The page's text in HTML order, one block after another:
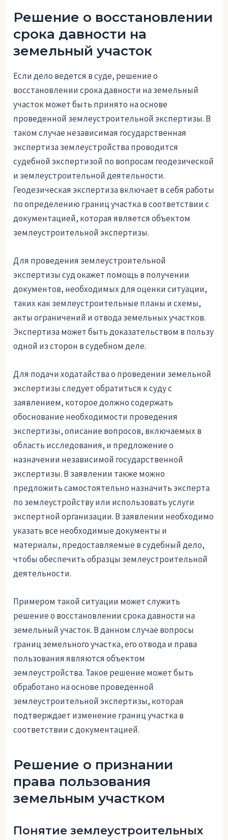
Решение о восстановлении
срока давности на
земельный участок
Если дело ведется в суде, решение о
восстановлении срока давности на земельный
участок может быть принято на основе
проведенной землеустроительной экспертизы. В
таком случае независимая государственная
экспертиза землеустройства проводится
судебной экспертизой по вопросам геодезической
и землеустроительной деятельности.
Геодезическая экспертиза включает в себя работы
по определению границ участка в соответствии с
документацией, которая является объектом
землеустроительной экспертизы.
Для проведения землеустроительной
экспертизы суд окажет помощь в получении
документов, необходимых для оценки ситуации,
таких как землеустроительные планы и схемы,
акты ограничений и отвода земельных участков.
Экспертиза может быть доказательством в пользу
одной из сторон в судебном деле.
Для подачи ходатайства о проведении земельной
экспертизы следует обратиться к суду с
заявлением, которое должно содержать
обоснование необходимости проведения
экспертизы, описание вопросов, включаемых в
область исследования, и предложение о
назначении независимой государственной
экспертизы. В заявлении также можно
предложить самостоятельно назначить эксперта
по землеустройству или использовать услуги
экспертной организации. В заявлении необходимо
указать все необходимые документы и
материалы, предоставляемые в судебный дело,
чтобы обеспечить образцы землеустроительной
деятельности.
Примером такой ситуации может служить
решение о восстановлении срока давности на
земельный участок. В данном случае вопросы
границ земельного участка, его отвода и права
пользования являются объектом
землеустройства. Такое решение может быть
обработано на основе проведенной
землеустроительной экспертизы, которая
подтверждает изменение границ участка в
соответствии с документацией.
Решение о признании
права пользования
земельным участком
Понятие землеустроительных